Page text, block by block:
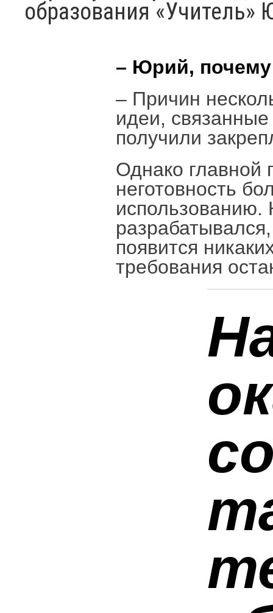
образования «Учитель»
– Юрий,
– Причин
идеи,
получили
Однако главной
неготовность
использованию.
появится
требования